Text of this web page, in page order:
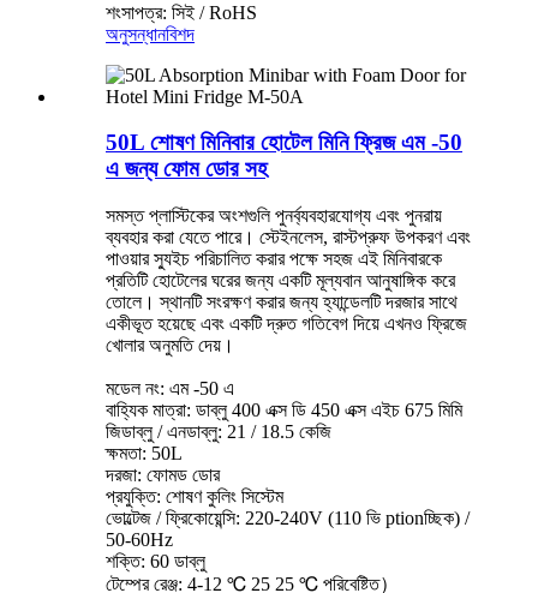
শংসাপত্র: সিই / RoHS
অনুসন্ধানবিশদ
50L শোষণ মিনিবার হোটেল মিনি ফ্রিজ এম -50
এ জন্য ফোম ডোর সহ
সমস্ত প্লাস্টিকের অংশগুলি পুনর্ব্যবহারযোগ্য এবং পুনরায়
ব্যবহার করা যেতে পারে। স্টেইনলেস, রাস্টপ্রুফ উপকরণ এবং
পাওয়ার স্যুইচ পরিচালিত করার পক্ষে সহজ এই মিনিবারকে
প্রতিটি হোটেলের ঘরের জন্য একটি মূল্যবান আনুষাঙ্গিক করে
তোলে। স্থানটি সংরক্ষণ করার জন্য হ্যান্ডেলটি দরজার সাথে
একীভূত হয়েছে এবং একটি দ্রুত গতিবেগ দিয়ে এখনও ফ্রিজে
খোলার অনুমতি দেয়।
মডেল নং: এম -50 এ
বাহ্যিক মাত্রা: ডাব্লু 400 এক্স ডি 450 এক্স এইচ 675 মিমি
জিডাব্লু / এনডাব্লু: 21 / 18.5 কেজি
ক্ষমতা: 50L
দরজা: ফোমড ডোর
প্রযুক্তি: শোষণ কুলিং সিস্টেম
ভোল্টেজ / ফ্রিকোয়েন্সি: 220-240V (110 ভি ptionচ্ছিক) /
50-60Hz
শক্তি: 60 ডাব্লু
টেম্পের রেঞ্জ: 4-12 ℃ 25 25 ℃ পরিবেষ্টিত）